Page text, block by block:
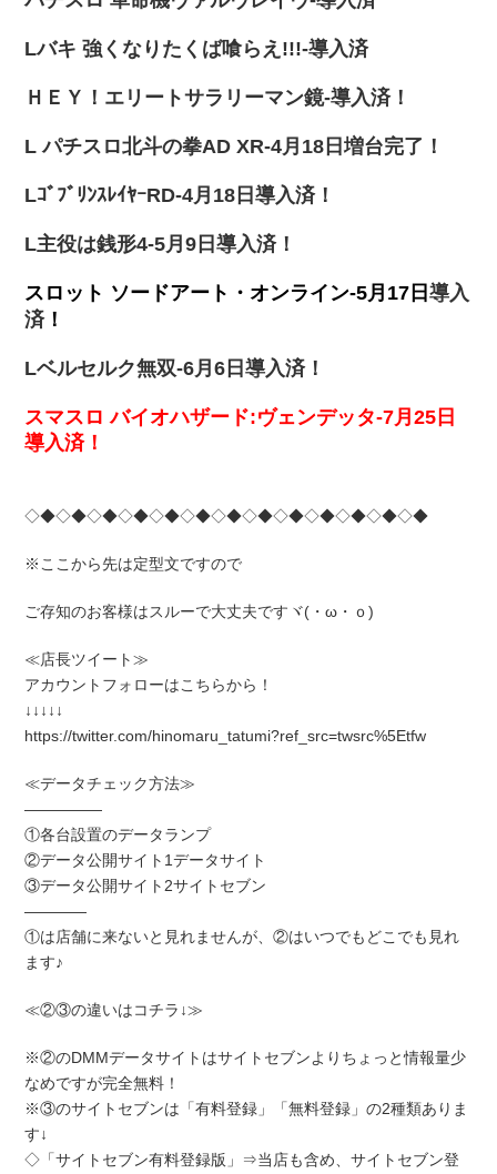
Lバキ 強くなりたくば喰らえ!!!-導入済
ＨＥＹ！エリートサラリーマン鏡-導入済！
L パチスロ北斗の拳AD XR-4月18日増台完了！
LｺﾞﾌﾞﾘﾝｽﾚｲﾔｰRD-4月18日導入済！
L主役は銭形4-5月9日導入済！
スロット ソードアート・オンライン-5月17日導入
済！
Lベルセルク無双-6月6日導入済！
スマスロ バイオハザード:ヴェンデッタ-7月25日
導入済！
◇◆◇◆◇◆◇◆◇◆◇◆◇◆◇◆◇◆◇◆◇◆◇◆◇◆
※ここから先は定型文ですので
ご存知のお客様はスルーで大丈夫ですヾ(・ω・ｏ)
≪店長ツイート≫
アカウントフォローはこちらから！
↓↓↓↓↓
https://twitter.com/hinomaru_tatumi?ref_src=twsrc%5Etfw
≪データチェック方法≫
―――――
①各台設置のデータランプ
②データ公開サイト1データサイト
③データ公開サイト2サイトセブン
――――
①は店舗に来ないと見れませんが、②はいつでもどこでも見れ
ます♪
≪②③の違いはコチラ↓≫
※②のDMMデータサイトはサイトセブンよりちょっと情報量少
なめですが完全無料！
※③のサイトセブンは「有料登録」「無料登録」の2種類ありま
す↓
◇「サイトセブン有料登録版」⇒当店も含め、サイトセブン登